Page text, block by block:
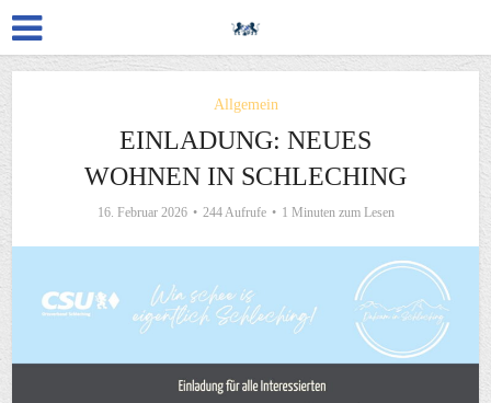
Allgemein
EINLADUNG: NEUES
WOHNEN IN SCHLECHING
16. Februar 2026 244 Aufrufe 1 Minuten zum Lesen